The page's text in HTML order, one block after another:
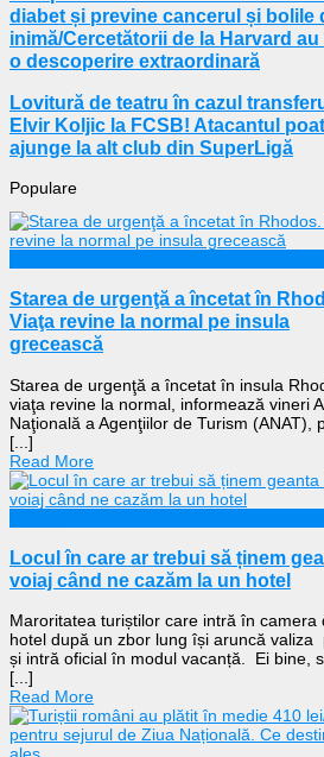
diabet și previne cancerul și bolile
inimă/Cercetătorii de la Harvard
o descoperire extraordinară
Lovitură de teatru în cazul
Elvir Koljic la FCSB! Atacantul
ajunge la alt club din SuperLigă
Populare
Starea de urgenţă a încetat în
Viaţa revine la normal pe insula
grecească
Starea de urgenţă a încetat în insula
viaţa revine la normal, informează vineri
Naţională a Agenţiilor de Turism (ANAT),
[...]
Read More
Locul în care ar trebui să ținem
voiaj când ne cazăm la un hotel
Maroritatea turiștilor care intră în camera
hotel după un zbor lung își aruncă valiza
și intră oficial în modul vacanță. Ei bine,
[...]
Read More